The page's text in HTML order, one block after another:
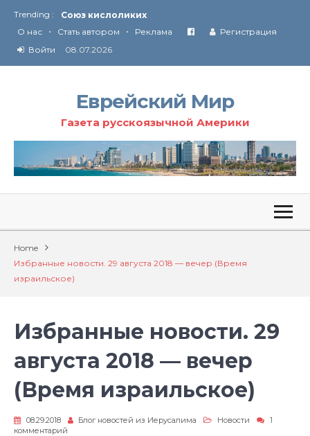
Trending :
Соглашение США с Ираном
Технология Революции в Иране
О нас • Стать автором • Реклама
Регистрация
Войти
08.07.2026
Еврейский Мир
Газета русскоязычной Америки
Home
Избранные новости. 29 августа 2018 — вечер (Время
израильское)
Избранные новости. 29
августа 2018 — вечер
(Время израильское)
08.29.2018 Блог новостей из Иерусалима Новости
1
комментарий